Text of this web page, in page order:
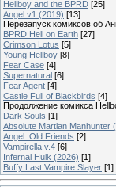
Hellboy and the BPRD [25]
Angel v1 (2019) [13]
Перезапуск комиксов об
BPRD Hell on Earth [27]
Crimson Lotus [5]
Young Hellboy [8]
Fear Case [4]
Supernatural [6]
Fear Agent [4]
Castle Full of Blackbirds [4]
Продолжение комикса
Dark Souls [1]
Absolute Martian Manhunter
Angel: Old Friends [2]
Vampirella v.4 [6]
Infernal Hulk (2026) [1]
Buffy Last Vampire Slayer [1]